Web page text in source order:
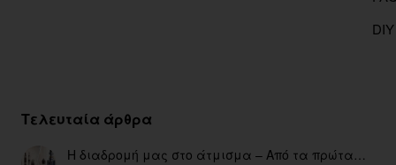
Τελευταία άρθρα
Η διαδρομή μας στο άτμισμα – Από τα πρώτα eGo έως τη σύγχρονη εποχή